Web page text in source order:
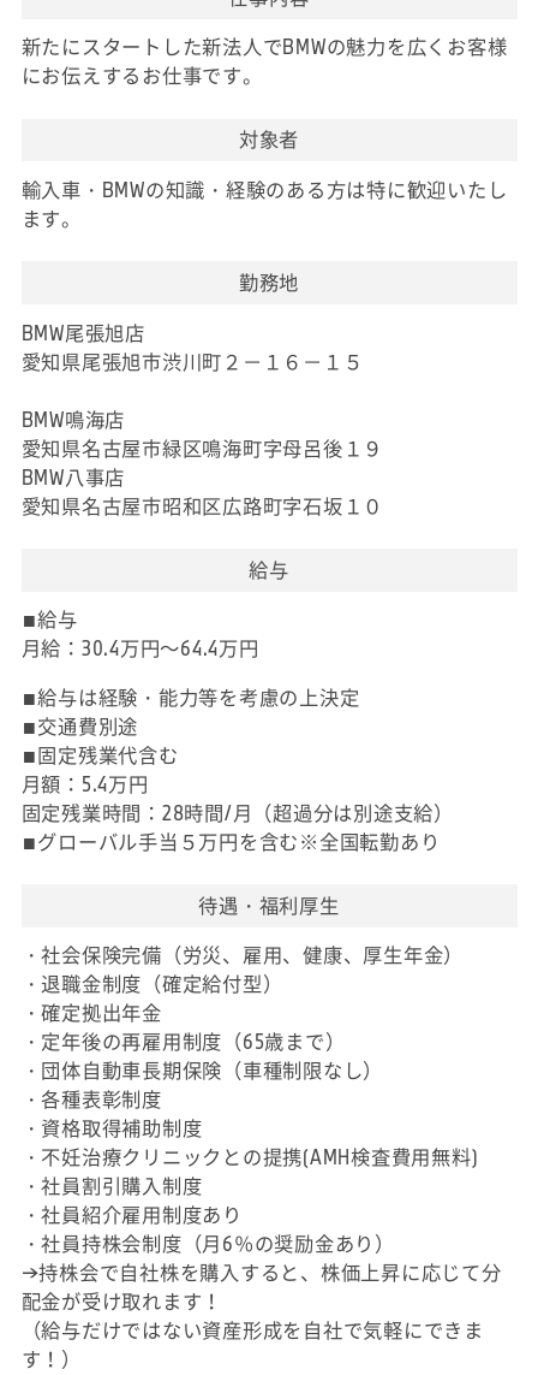
新たにスタートした新法人でBMWの魅力を広くお客様
にお伝えするお仕事です。
対象者
輸入車・BMWの知識・経験のある方は特に歓迎いたし
ます。
勤務地
BMW尾張旭店
愛知県尾張旭市渋川町２－１６－１５
BMW鳴海店
愛知県名古屋市緑区鳴海町字母呂後１９
BMW八事店
愛知県名古屋市昭和区広路町字石坂１０
給与
■給与
月給：30.4万円～64.4万円
■給与は経験・能力等を考慮の上決定
■交通費別途
■固定残業代含む
月額：5.4万円
固定残業時間：28時間/月（超過分は別途支給）
■グローバル手当５万円を含む※全国転勤あり
待遇・福利厚生
・社会保険完備（労災、雇用、健康、厚生年金）
・退職金制度（確定給付型）
・確定拠出年金
・定年後の再雇用制度（65歳まで）
・団体自動車長期保険（車種制限なし）
・各種表彰制度
・資格取得補助制度
・不妊治療クリニックとの提携(AMH検査費用無料)
・社員割引購入制度
・社員紹介雇用制度あり
・社員持株会制度（月6％の奨励金あり）
→持株会で自社株を購入すると、株価上昇に応じて分
配金が受け取れます！
（給与だけではない資産形成を自社で気軽にできま
す！）